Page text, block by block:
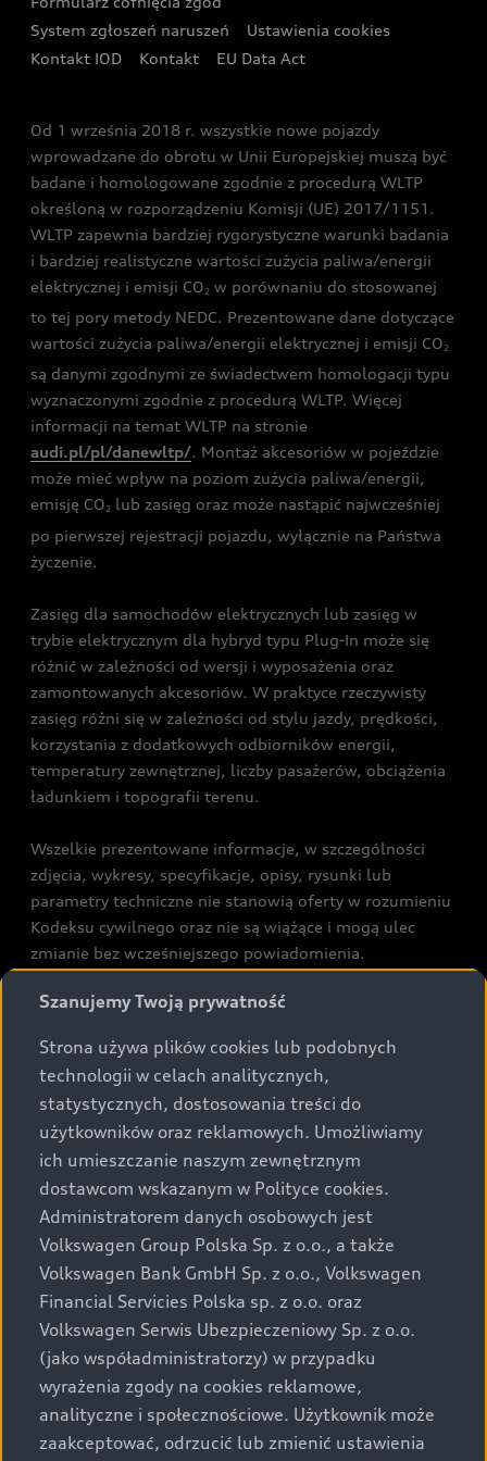
Audi exclusive
Audi i Puchar Świata w Skokach Narciarskich w
Zakopanem
System zgłoszeń naruszeń
Ustawienia cookies
Kontakt IOD
Kontakt EU Data Act
Od 1 września 2018 r. wszystkie nowe pojazdy
wprowadzane do obrotu w Unii Europejskiej muszą być
badane i homologowane zgodnie z procedurą WLTP
określoną w rozporządzeniu Komisji (UE) 2017/1151.
WLTP zapewnia bardziej rygorystyczne warunki badania
i bardziej realistyczne wartości zużycia paliwa/energii
elektrycznej i emisji CO2 w porównaniu do stosowanej
to tej pory metody NEDC. Prezentowane dane dotyczące
wartości zużycia paliwa/energii elektrycznej i emisji CO2
są danymi zgodnymi ze świadectwem homologacji typu
wyznaczonymi zgodnie z procedurą WLTP. Więcej
informacji na temat WLTP na stronie
audi.pl/pl/danewltp/. Montaż akcesoriów w pojeździe
może mieć wpływ na poziom zużycia paliwa/energii,
emisję CO2 lub zasięg oraz może nastąpić najwcześniej
po pierwszej rejestracji pojazdu, wyłącznie na Państwa
życzenie.
Zasięg dla samochodów elektrycznych lub zasięg w
trybie elektrycznym dla hybryd typu Plug-In może się
różnić w zależności od wersji i wyposażenia oraz
zamontowanych akcesoriów. W praktyce rzeczywisty
zasięg różni się w zależności od stylu jazdy, prędkości,
korzystania z dodatkowych odbiorników energii,
temperatury zewnętrznej, liczby pasażerów, obciążenia
ładunkiem i topografii terenu.
Wszelkie prezentowane informacje, w szczególności
zdjęcia, wykresy, specyfikacje, opisy, rysunki lub
parametry techniczne nie stanowią oferty w rozumieniu
Kodeksu cywilnego oraz nie są wiążące i mogą ulec
zmianie bez wcześniejszego powiadomienia.
rozumieniu art. 5561§2 Kodeksu cywilnego oraz art.
Podane kwoty są rekomendowane i obejmują podatek
VAT (23%), chyba że inaczej zaznaczono.
Audi zastrzega sobie możliwość wprowadzenia zmian w
prezentowanych wersjach. Przedstawione detale
wyposażenia mogą różnić się od specyfikacji
przewidzianej na rynek polski. Zamieszczone zdjęcia
mogą przedstawiać wyposażenie opcjonalne, dostępne
za dopłatą. Wiążące ustalenie ceny, wyposażenia i
specyfikacji pojazdu następują w umowie sprzedaży, a
określenie parametrów technicznych zawiera
świadectwo homologacji typu pojazdu. Zastrzegamy
sobie prawo do zmian i pomyłek. Wszelkie informacje
prezentowane na stronie są aktualne na dzień ich
zamieszczania. W celu uzyskania najnowszych
Szanujemy Twoją prywatność
Strona używa plików cookies lub podobnych
technologii w celach analitycznych,
statystycznych, dostosowania treści do
użytkowników oraz reklamowych. Umożliwiamy
ich umieszczanie naszym zewnętrznym
dostawcom wskazanym w Polityce cookies.
Administratorem danych osobowych jest
Volkswagen Group Polska Sp. z o.o., a także
Volkswagen Bank GmbH Sp. z o.o., Volkswagen
Financial Servicies Polska sp. z o.o. oraz
Volkswagen Serwis Ubezpieczeniowy Sp. z o.o.
(jako współadministratorzy) w przypadku
wyrażenia zgody na cookies reklamowe,
analityczne i społecznościowe. Użytkownik może
zaakceptować, odrzucić lub zmienić ustawienia